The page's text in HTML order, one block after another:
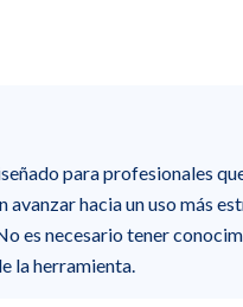
para profesionales
avanzar hacia un uso más
es necesario tener
la herramienta.